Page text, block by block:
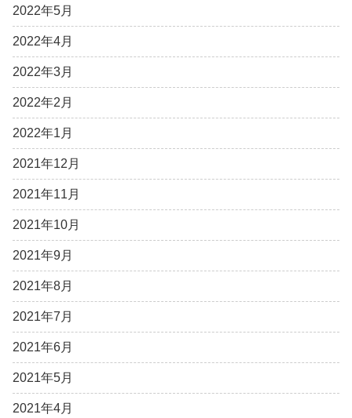
2022年5月
2022年4月
2022年3月
2022年2月
2022年1月
2021年12月
2021年11月
2021年10月
2021年9月
2021年8月
2021年7月
2021年6月
2021年5月
2021年4月